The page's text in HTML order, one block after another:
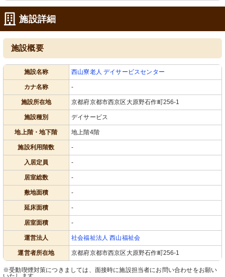
施設詳細
施設概要
施設名称 西山寮老人 デイサービスセンター
カナ名称 -
施設所在地 京都府京都市西京区大原野石作町256-1
施設種別 デイサービス
地上階・地下階 地上階4階
施設利用階数 -
入居定員 -
居室総数 -
敷地面積 -
延床面積 -
居室面積 -
運営法人 社会福祉法人 西山福祉会
運営者所在地 京都府京都市西京区大原野石作町256-1
※受動喫煙対策につきましては、面接時に施設担当者にお問い合わせをお願い